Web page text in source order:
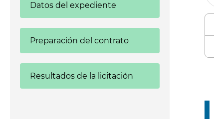
Datos del expediente
Preparación del contrato
Resultados de la licitación